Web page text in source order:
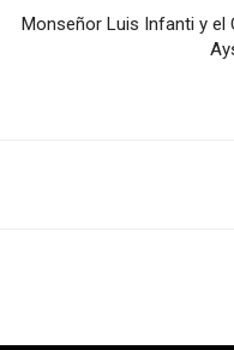
Monseñor Luis Infanti y el